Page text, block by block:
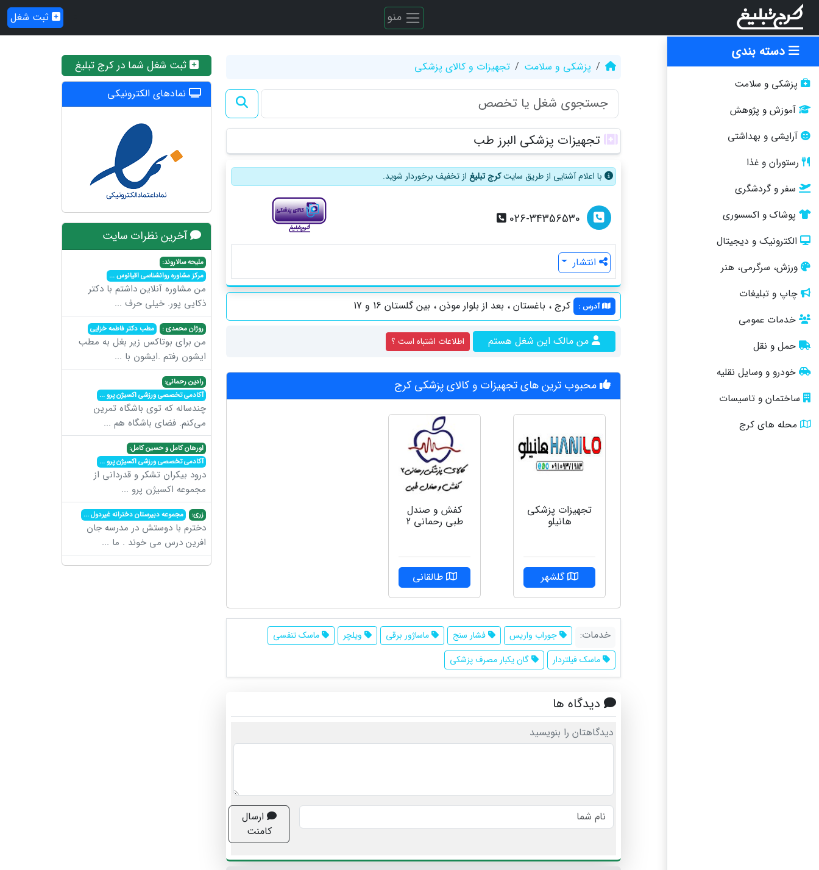
منو ثبت شغل
دسته بندی
پزشکی و سلامت
آموزش و پژوهش
آرایشی و بهداشتی
رستوران و غذا
سفر و گردشگری
پوشاک و اکسسوری
الکترونیک و دیجیتال
ورزش، سرگرمی، هنر
چاپ و تبلیغات
خدمات عمومی
حمل و نقل
خودرو و وسایل نقلیه
ساختمان و تاسیسات
محله های کرج
پزشکی و سلامت تجهیزات و کالای پزشکی
تجهیزات پزشکی البرز طب
با اعلام آشنایی از طریق سایتکرج تبلیغ از تخفیف برخوردار شوید.
026-34356530
انتشار
آدرس : کرج ، باغستان ، بعد از بلوار موذن ، بین گلستان 16 و 17
من مالک این شغل هستم اطلاعات اشتباه است ؟
محبوب ترین های تجهیزات و کالای پزشکی کرج
تجهیزات پزشکی
هانیلو
گلشهر
کفش و صندل
طبی رحمانی 2
طالقانی
خدمات: جوراب واریس فشار سنج ماساژور برقی ویلچر
ماسک تنفسی
ماسک فیلتردار
گان یکبار مصرف پزشکی
دیدگاه ها
دیدگاهتان را بنویسید
ارسال
کامنت
ثبت شغل شما در کرج تبلیغ
نمادهای الکترونیکی
آخرین نظرات سایت
ملیحه سالاروند:
مرکز مشاوره روانشناسی اقیانوس...
من مشاوره آنلاین داشتم با دکتر
ذکایی پور. خیلی حرف ...
روژان محمدی : مطب دکتر فاطمه خزایی
من برای بوتاکس زیر بغل به مطب
ایشون رفتم .ایشون با ...
رادین رحمانی:
آکادمی تخصصی ورزشی اکسیژن پرو...
چندساله که توی باشگاه تمرین
می‌کنم. فضای باشگاه هم ...
اورهان کامل و حسین کامل:
آکادمی تخصصی ورزشی اکسیژن پرو...
درود بیکران تشکر و قدردانی از
مجموعه اکسیژن پرو ...
زری: مجموعه دبیرستان دخترانه غیردول...
دخترم با دوستش در مدرسه جان
افرین درس می خوند . ما ...